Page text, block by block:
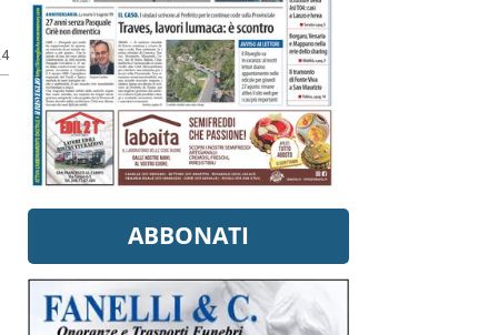
ABBONATI